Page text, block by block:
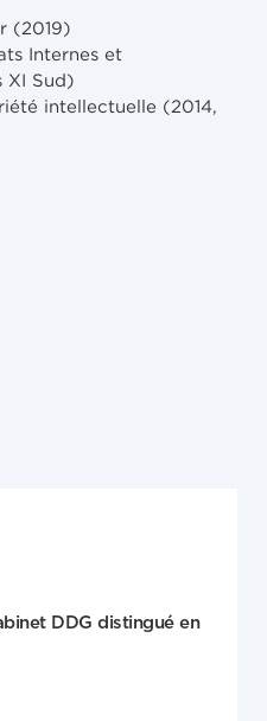
(2019)
Internes et
XI Sud)
intellectuelle (2014,
DDG distingué en